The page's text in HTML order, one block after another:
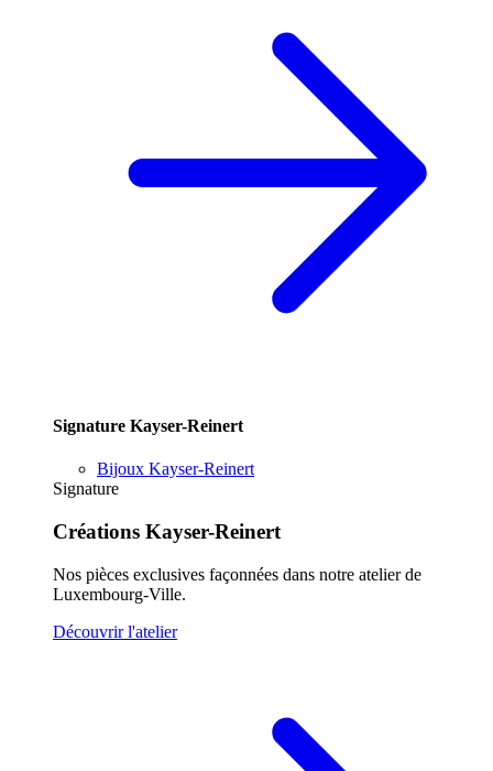
Signature Kayser-Reinert
Bijoux Kayser-Reinert
Signature
Créations Kayser-Reinert
Nos pièces exclusives façonnées dans notre atelier de
Luxembourg-Ville.
Découvrir l'atelier